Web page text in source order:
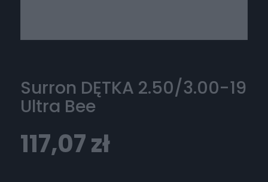
Surron DĘTKA 2.50/3.00-19
Ultra Bee
117,07zł